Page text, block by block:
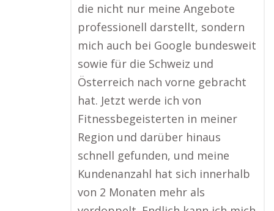
die nicht nur meine Angebote
professionell darstellt, sondern
mich auch bei Google bundesweit
sowie für die Schweiz und
Österreich nach vorne gebracht
hat. Jetzt werde ich von
Fitnessbegeisterten in meiner
Region und darüber hinaus
schnell gefunden, und meine
Kundenanzahl hat sich innerhalb
von 2 Monaten mehr als